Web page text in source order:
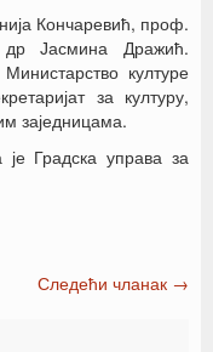
Кончаревић, проф.
Јасмина Дражић.
културе
за културу,
заједницама.
је Градска управа за
Следећи чланак →